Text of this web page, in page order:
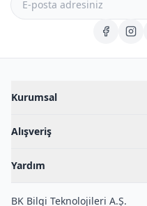
Kurumsal
Blog
İç Giyim Rehberi
Alışveriş
Fantazi İç Giyim
Yardım
BK Bilgi Teknolojileri A.Ş.